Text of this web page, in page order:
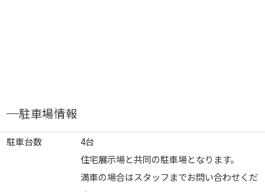
駐車場情報
駐車台数
4台
住宅展示場と共同の駐車場となります。
満車の場合はスタッフまでお問い合わせくだ